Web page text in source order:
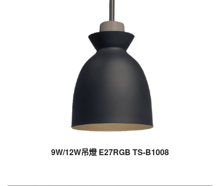
9W/12W吊燈 E27RGB TS-B1008